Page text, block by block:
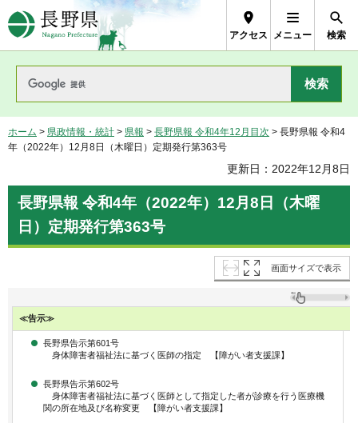
長野県Nagano Prefecture
アクセス メニュー 検索
ホーム > 県政情報・統計 > 県報 > 長野県報 令和4年12月目次 > 長野県報 令和4
年（2022年）12月8日（木曜日）定期発行第363号
更新日：2022年12月8日
長野県報 令和4年（2022年）12月8日（木曜
日）定期発行第363号
画面サイズで表示
≪告示≫
長野県告示第601号
身体障害者福祉法に基づく医師の指定 【障がい者支援課】
長野県告示第602号
身体障害者福祉法に基づく医師として指定した者が診療を行う医療機
関の所在地及び名称変更 【障がい者支援課】